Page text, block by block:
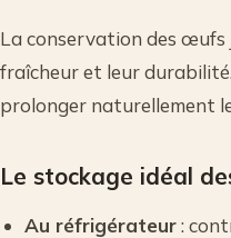
La conservation des œufs
fraîcheur et leur
prolonger naturellement
Le stockage idéal
Au réfrigérateur: